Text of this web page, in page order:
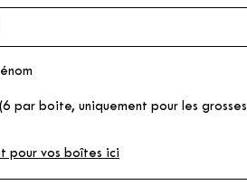
par boite, uniquement pour les grosses
pour vos boîtes ici